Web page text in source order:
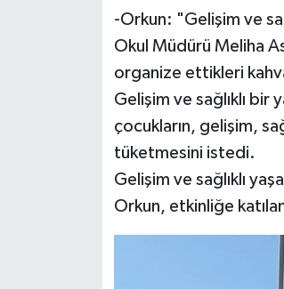
-Orkun: "Gelişim ve
Okul Müdürü Meliha
organize ettikleri
Gelişim ve sağlıklı
çocukların, gelişim,
tüketmesini istedi.
Gelişim ve sağlıklı
Orkun, etkinliğe